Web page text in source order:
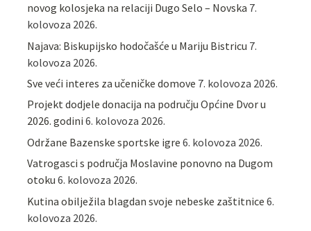
novog kolosjeka na relaciji Dugo Selo – Novska 7.
kolovoza 2026.
Najava: Biskupijsko hodočašće u Mariju Bistricu 7.
kolovoza 2026.
Sve veći interes za učeničke domove 7. kolovoza 2026.
Projekt dodjele donacija na području Općine Dvor u
2026. godini 6. kolovoza 2026.
Održane Bazenske sportske igre 6. kolovoza 2026.
Vatrogasci s područja Moslavine ponovno na Dugom
otoku 6. kolovoza 2026.
Kutina obilježila blagdan svoje nebeske zaštitnice 6.
kolovoza 2026.